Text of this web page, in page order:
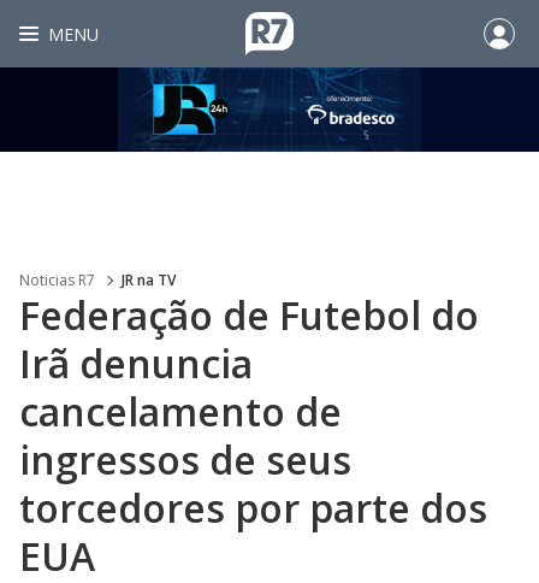
MENU
Noticias R7 JR na TV
Federação de Futebol do
Irã denuncia
cancelamento de
ingressos de seus
torcedores por parte dos
EUA